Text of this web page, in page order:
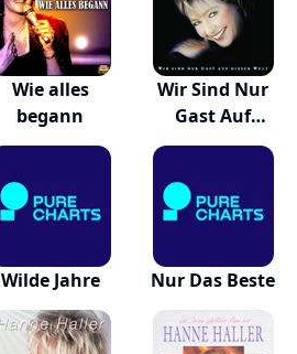
Wie alles
begann
Wir Sind Nur
Gast Auf
Dieser...
Wilde Jahre Nur Das Beste